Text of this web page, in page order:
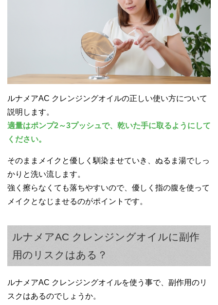
ルナメアAC クレンジングオイルの正しい使い方について
説明します。
適量はポンプ2～3プッシュで、乾いた手に取るようにして
ください。
そのままメイクと優しく馴染ませていき、ぬるま湯でしっ
かりと洗い流します。
強く擦らなくても落ちやすいので、優しく指の腹を使って
メイクとなじませるのがポイントです。
ルナメアAC クレンジングオイルに副作
用のリスクはある？
ルナメアAC クレンジングオイルを使う事で、副作用のリ
スクはあるのでしょうか。